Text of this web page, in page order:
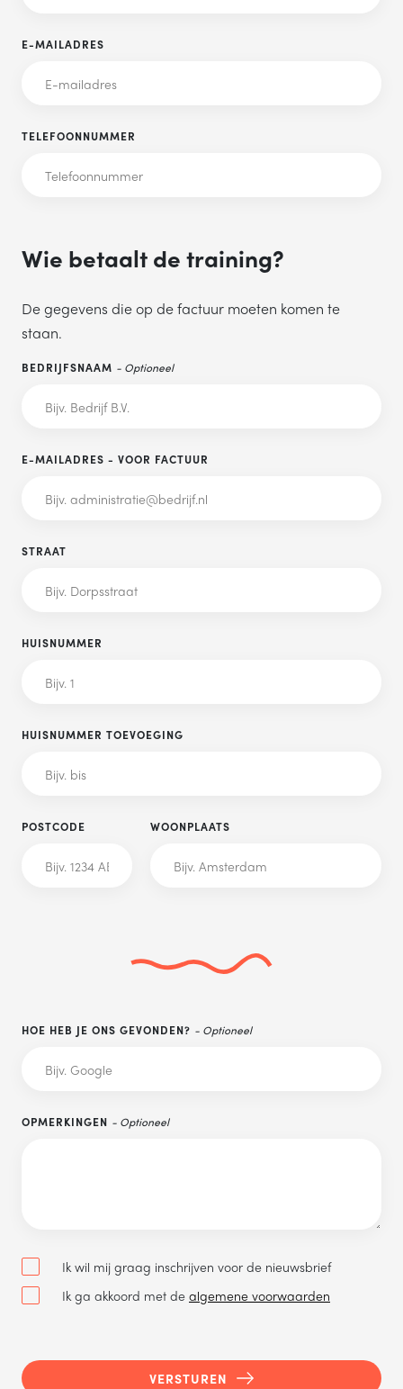
E-MAILADRES
TELEFOONNUMMER
Wie betaalt de training?
De gegevens die op de factuur moeten komen te
staan.
BEDRIJFSNAAM - Optioneel
E-MAILADRES - VOOR FACTUUR
STRAAT
HUISNUMMER
HUISNUMMER TOEVOEGING
POSTCODE WOONPLAATS
HOE HEB JE ONS GEVONDEN? - Optioneel
OPMERKINGEN - Optioneel
Ik wil mij graag inschrijven voor de nieuwsbrief
Ik ga akkoord met de algemene voorwaarden
VERSTUREN